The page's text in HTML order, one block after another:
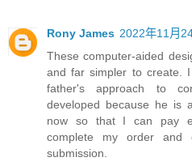
Rony James 2022年11月
These computer-aided
and far simpler to create.
father's approach to
developed because he is
now so that I can pay
complete my order
submission.